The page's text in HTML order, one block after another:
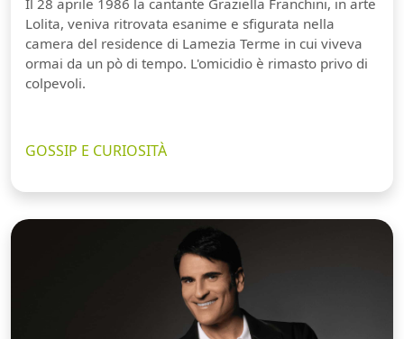
Lolita, veniva ritrovata esanime e sfigurata nella
camera del residence di Lamezia Terme in cui viveva
ormai da un pò di tempo. L'omicidio è rimasto privo di
colpevoli.
GOSSIP E CURIOSITÀ